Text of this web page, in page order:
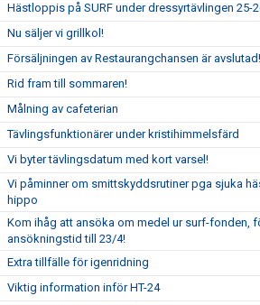
Hästloppis på SURF under dressyrtävlingen 25-
Nu säljer vi grillkol!
Försäljningen av Restaurangchansen är avslutad!
Rid fram till sommaren!
Målning av cafeterian
Tävlingsfunktionärer under kristihimmelsfärd
Vi byter tävlingsdatum med kort varsel!
Vi påminner om smittskyddsrutiner pga sjuka
hippo
Kom ihåg att ansöka om medel ur surf-fonden,
ansökningstid till 23/4!
Extra tillfälle för igenridning
Viktig information inför HT-24